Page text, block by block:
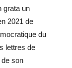
grata un
2021 de
du
lettres de
de son